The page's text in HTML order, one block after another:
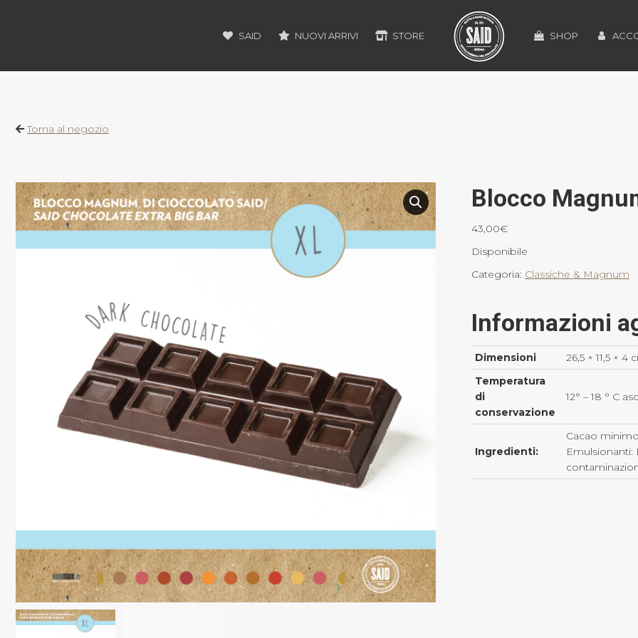
SAID NUOVI ARRIVI STORE SHOP
Torna al negozio
Blocco
43,00€
Disponibile
Categoria: Classiche & Magnum
Informazioni
Dimensioni
26,5 × 11,5 × 4
Temperatura
di
conservazione
12° – 18 ° C
Ingredienti:
Cacao
Emulsionanti: